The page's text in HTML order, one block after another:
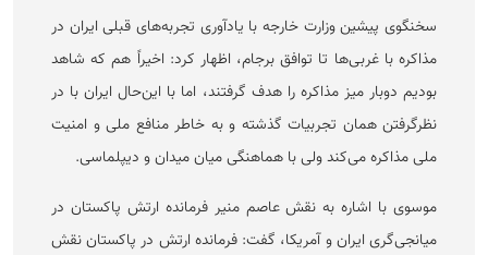
سخنگوی پیشین وزارت خارجه با یادآوری تجربه‌های قبلی ایران در
مذاکره با غربی‌ها تا توافق برجام، اظهار کرد: اخیراً هم که شاهد
بودیم دوبار میز مذاکره را هدف گرفتند، اما با این‌حال ایران با در
نظرگرفتن همان تجربیات گذشته و به خاطر منافع ملی و امنیت
ملی مذاکره می‌کند ولی با هماهنگی میان میدان و دیپلماسی.
موسوی با اشاره به نقش عاصم منیر فرمانده ارتش پاکستان در
میانجی‌گری ایران و آمریکا، گفت: فرمانده ارتش در پاکستان نقش